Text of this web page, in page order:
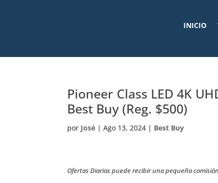
INICIO
Pioneer Class LED 4K
Best Buy (Reg. $500)
por José |Ago 13, 2024 | Best Buy
Ofertas Diarias puede recibir una pequeña